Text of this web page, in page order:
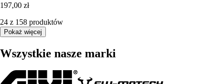
197,00 zł
24 z 158 produktów
Pokaż więcej
Wszystkie nasze marki